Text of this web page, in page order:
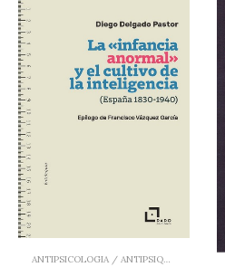
ANTIPSICOLOGIA / ANTIPSIQUIATRIA